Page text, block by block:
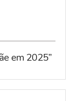
em 2025”